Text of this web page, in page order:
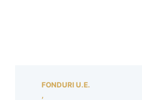
FONDURI U.E.
,